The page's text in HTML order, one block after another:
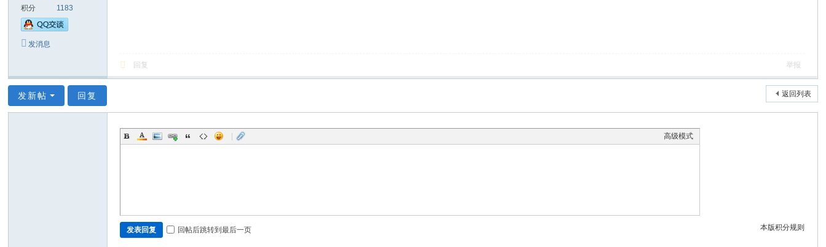
积分 1183
发消息
回复 举报
返回列表
发新帖 回复
高级模式
本版积分规则
发表回复 回帖后跳转到最后一页